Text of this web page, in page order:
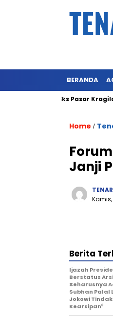
BERANDA
Lahan Eks Pasar Kragilan
Home /
Janji
Kamis,
Berita
Ijazah
Berstatus
Seharusnya
Subhan Palal
Jokowi
Kearsipan⁰